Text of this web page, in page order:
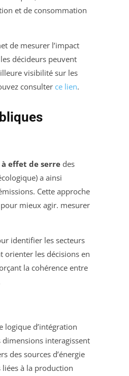
et de consommation
de mesurer l’impact
décideurs peuvent
visibilité sur les
consulter ce lien.
à effet de serre des
a ainsi
Cette approche
mieux agir. mesurer
identifier les secteurs
orienter les décisions en
la cohérence entre
logique d’intégration
interagissent
des sources d’énergie
à la production